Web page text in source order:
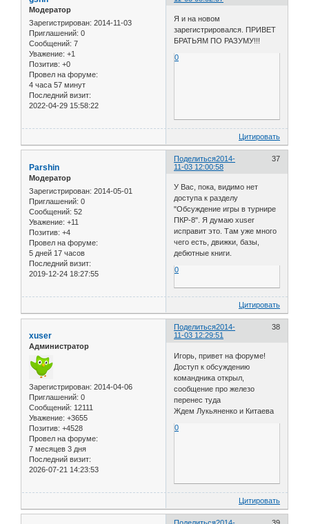
Модератор
Зарегистрирован: 2014-11-03
Приглашений: 0
Сообщений: 7
Уважение: +1
Позитив: +0
Провел на форуме:
4 часа 57 минут
Последний визит:
2022-04-29 15:58:22
Я и на новом
зарегистрировался. ПРИВЕТ
БРАТЬЯМ ПО РАЗУМУ!!!
0
Цитировать
Поделиться 37
2014-
11-03 12:00:58
Parshin
Модератор
Зарегистрирован: 2014-05-01
Приглашений: 0
Сообщений: 52
Уважение: +11
Позитив: +4
Провел на форуме:
5 дней 17 часов
Последний визит:
2019-12-24 18:27:55
У Вас, пока, видимо нет
доступа к разделу
"Обсуждение игры в турнире
ПКР-8". Я думаю xuser
исправит это. Там уже много
чего есть, движки, базы,
дебютные книги.
0
Цитировать
Поделиться 38
2014-
11-03 12:29:51
xuser
Администратор
Зарегистрирован: 2014-04-06
Приглашений: 0
Сообщений: 12111
Уважение: +3655
Позитив: +4528
Провел на форуме:
7 месяцев 3 дня
Последний визит:
2026-07-21 14:23:53
Игорь, привет на форуме!
Доступ к обсуждению
командника открыл,
сообщение про железо
перенес туда
Ждем Лукьяненко и Китаева
0
Цитировать
Поделиться 39
2014-